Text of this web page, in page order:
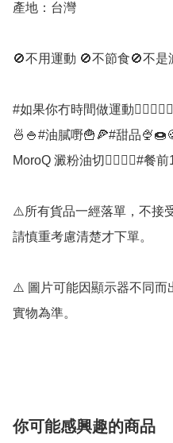
產地：台灣
🚫不用運動 🚫不節食🚫不是
#如果你冇時間做運動
🍜🍚#油膩嘢🍟🍕#甜品
MoroQ 澱粉油切👍🏻👍🏻#餐
⚠️所有貨品一經落單，不接
請慎重考慮清楚才下單。
⚠️ 圖片可能因顯示器不同而
實物為準。
你可能感興趣的商品